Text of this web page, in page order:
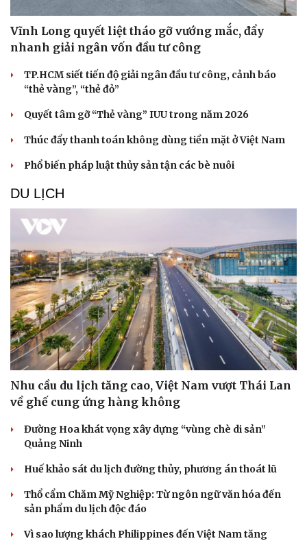
Sức khỏe
Dinh dưỡng - món ngon
Cây thuốc
Sản phụ khoa
Nhi khoa
Nam khoa
Làm đẹp - giảm cân
Phòng mạch online
Ăn sạch sống khỏe
Đời sống
Nhà đẹp
Blog
Tình yêu - Gia đình
Vĩnh Long quyết liệt tháo gỡ vướng mắc, đẩy
nhanh giải ngân vốn đầu tư công
TP.HCM siết tiến độ giải ngân đầu tư công, cảnh báo
“thẻ vàng”, “thẻ đỏ”
Quyết tâm gỡ “Thẻ vàng” IUU trong năm 2026
Thúc đẩy thanh toán không dùng tiền mặt ở Việt Nam
Phổ biến pháp luật thủy sản tận các bè nuôi
DU LỊCH
Nhu cầu du lịch tăng cao, Việt Nam vượt Thái Lan
về ghế cung ứng hàng không
Đường Hoa khát vọng xây dựng “vùng chè di sản”
Quảng Ninh
Huế khảo sát du lịch đường thủy, phương án thoát lũ
Thổ cẩm Chăm Mỹ Nghiệp: Từ ngôn ngữ văn hóa đến
sản phẩm du lịch độc đáo
Vì sao lượng khách Philippines đến Việt Nam tăng